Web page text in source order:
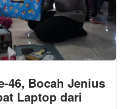
46, Bocah Jenius
Laptop dari